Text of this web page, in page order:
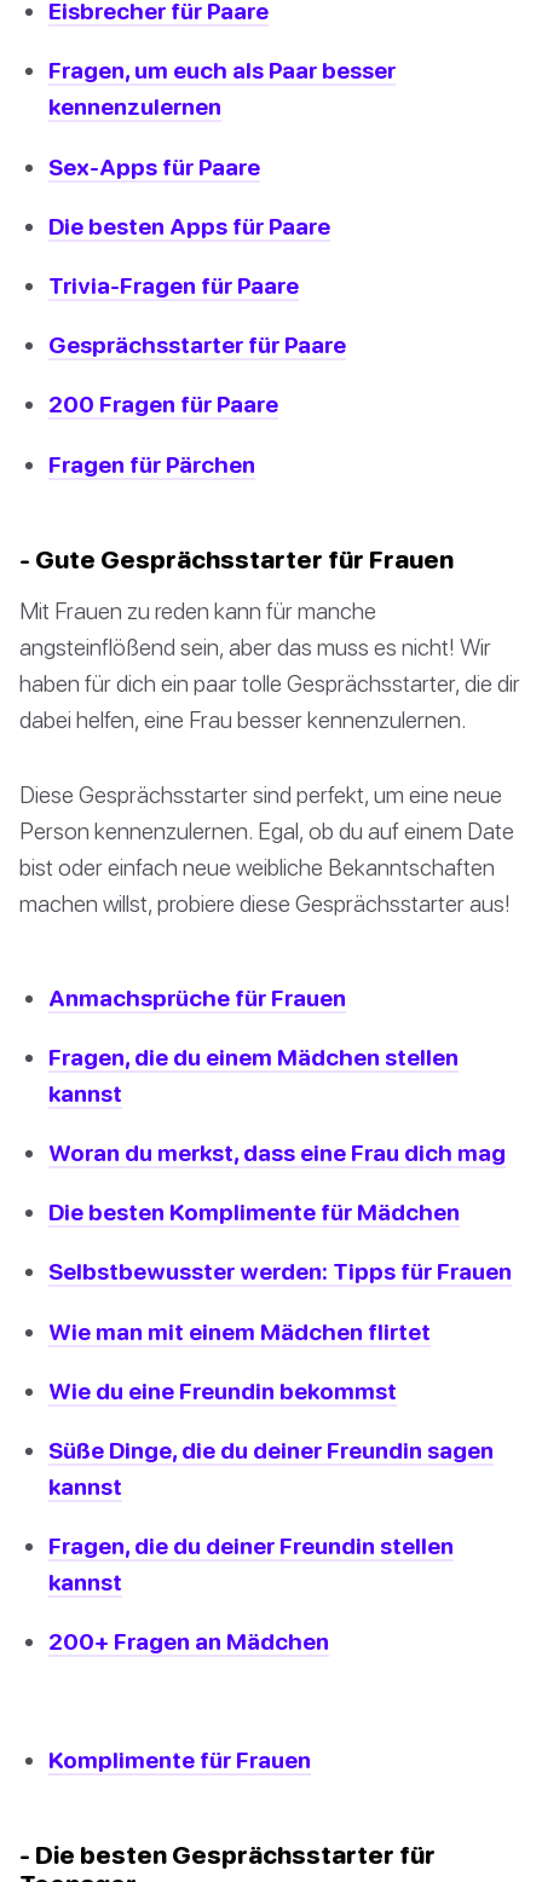
Eisbrecher für Paare
Fragen, um euch als Paar besser
kennenzulernen
Sex-Apps für Paare
Die besten Apps für Paare
Trivia-Fragen für Paare
Gesprächsstarter für Paare
200 Fragen für Paare
Fragen für Pärchen
- Gute Gesprächsstarter für Frauen
Mit Frauen zu reden kann für manche
angsteinflößend sein, aber das muss es nicht! Wir
haben für dich ein paar tolle Gesprächsstarter, die dir
dabei helfen, eine Frau besser kennenzulernen.
Diese Gesprächsstarter sind perfekt, um eine neue
Person kennenzulernen. Egal, ob du auf einem Date
bist oder einfach neue weibliche Bekanntschaften
machen willst, probiere diese Gesprächsstarter aus!
Anmachsprüche für Frauen
Fragen, die du einem Mädchen stellen
kannst
Woran du merkst, dass eine Frau dich mag
Die besten Komplimente für Mädchen
Selbstbewusster werden: Tipps für Frauen
Wie man mit einem Mädchen flirtet
Wie du eine Freundin bekommst
Süße Dinge, die du deiner Freundin sagen
kannst
Fragen, die du deiner Freundin stellen
kannst
200+ Fragen an Mädchen
Komplimente für Frauen
- Die besten Gesprächsstarter für